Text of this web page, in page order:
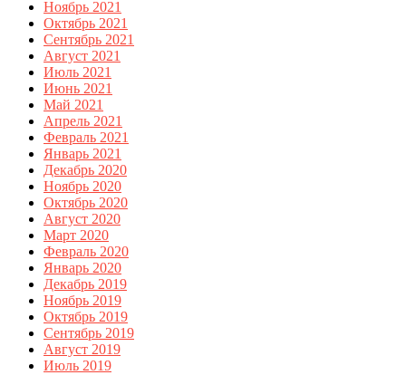
Ноябрь 2021
Октябрь 2021
Сентябрь 2021
Август 2021
Июль 2021
Июнь 2021
Май 2021
Апрель 2021
Февраль 2021
Январь 2021
Декабрь 2020
Ноябрь 2020
Октябрь 2020
Август 2020
Март 2020
Февраль 2020
Январь 2020
Декабрь 2019
Ноябрь 2019
Октябрь 2019
Сентябрь 2019
Август 2019
Июль 2019